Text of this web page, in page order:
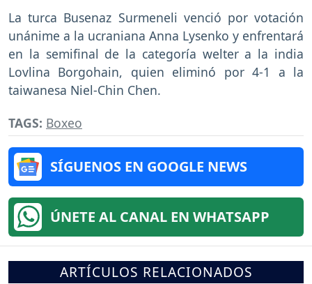
La turca Busenaz Surmeneli venció por votación
unánime a la ucraniana Anna Lysenko y enfrentará
en la semifinal de la categoría welter a la india
Lovlina Borgohain, quien eliminó por 4-1 a la
taiwanesa Niel-Chin Chen.
TAGS: Boxeo
SÍGUENOS EN GOOGLE NEWS
ÚNETE AL CANAL EN WHATSAPP
ARTÍCULOS RELACIONADOS